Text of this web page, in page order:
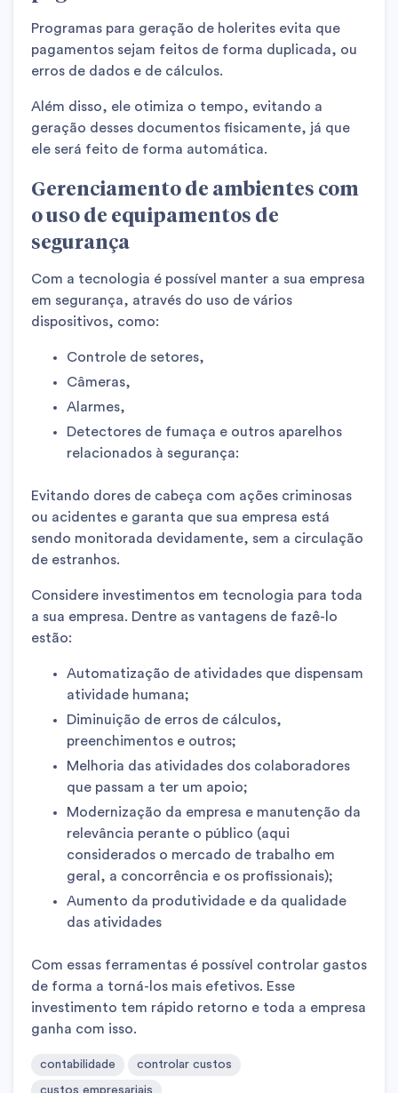
Programas para geração de holerites evita que
pagamentos sejam feitos de forma duplicada, ou
erros de dados e de cálculos.
Além disso, ele otimiza o tempo, evitando a
geração desses documentos fisicamente, já que
ele será feito de forma automática.
Gerenciamento de ambientes com
o uso de equipamentos de
segurança
Com a tecnologia é possível manter a sua empresa
em segurança, através do uso de vários
dispositivos, como:
Controle de setores,
Câmeras,
Alarmes,
Detectores de fumaça e outros aparelhos
relacionados à segurança:
Evitando dores de cabeça com ações criminosas
ou acidentes e garanta que sua empresa está
sendo monitorada devidamente, sem a circulação
de estranhos.
Considere investimentos em tecnologia para toda
a sua empresa. Dentre as vantagens de fazê-lo
estão:
Automatização de atividades que dispensam
atividade humana;
Diminuição de erros de cálculos,
preenchimentos e outros;
Melhoria das atividades dos colaboradores
que passam a ter um apoio;
Modernização da empresa e manutenção da
relevância perante o público (aqui
considerados o mercado de trabalho em
geral, a concorrência e os profissionais);
Aumento da produtividade e da qualidade
das atividades
Com essas ferramentas é possível controlar gastos
de forma a torná-los mais efetivos. Esse
investimento tem rápido retorno e toda a empresa
ganha com isso.
contabilidade controlar custos
custos empresariais